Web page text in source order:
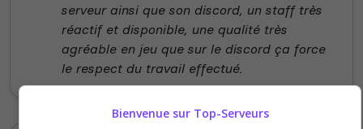
serveur ainsi que son discord, un staff très
réactif et disponible, une qualité très
agréable en jeu que sur le discord ça force
le respect du travail effectué.
Bienvenue sur Top-Serveurs